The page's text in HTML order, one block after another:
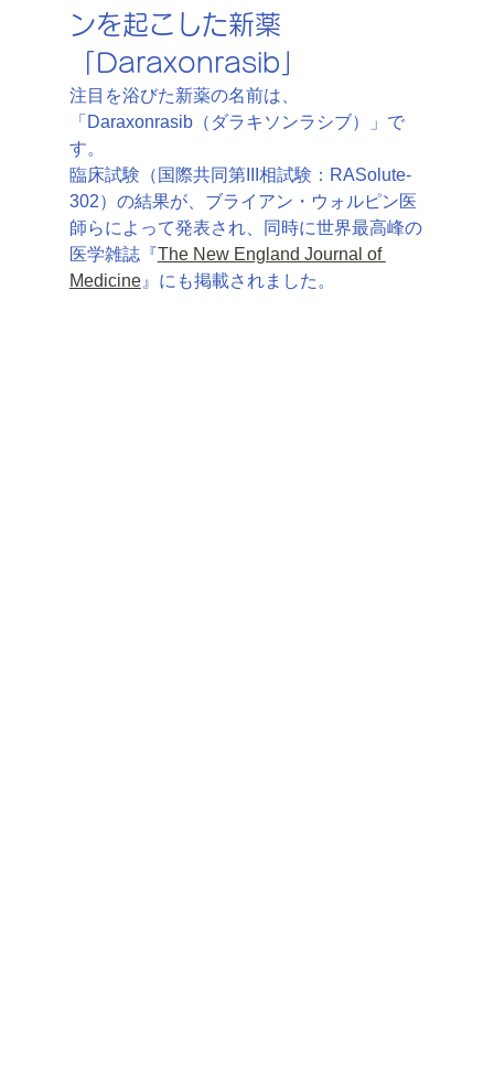
ンを起こした新薬
「Daraxonrasib」
注目を浴びた新薬の名前は、
「Daraxonrasib（ダラキソンラシブ）」で
す。
臨床試験（国際共同第III相試験：RASolute-
302）の結果が、ブライアン・ウォルピン医
師らによって発表され、同時に世界最高峰の
医学雑誌『The New England Journal of
Medicine』にも掲載されました。